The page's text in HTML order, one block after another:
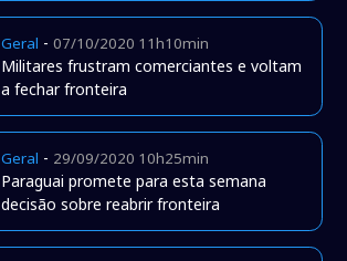
Geral -07/10/2020 11h10min
Militares frustram comerciantes e voltam
a fechar fronteira
Geral - 29/09/2020 10h25min
Paraguai promete para esta semana
decisão sobre reabrir fronteira